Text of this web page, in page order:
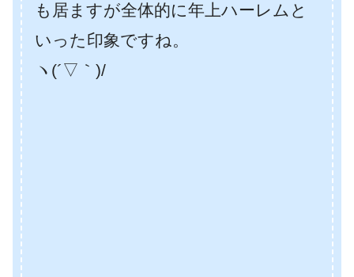
も居ますが全体的に年上ハーレムと
いった印象ですね。
ヽ(´▽｀)/